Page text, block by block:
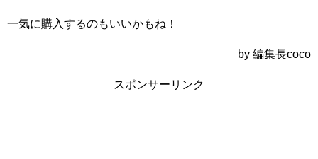
一気に購入するのもいいかもね！
by 編集長coco
スポンサーリンク